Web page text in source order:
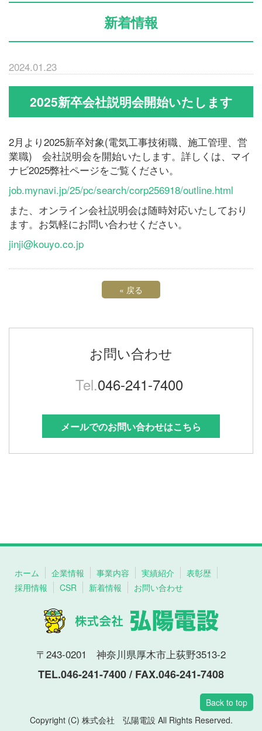
新着情報
2024.01.23
2025新卒会社説明会開始いたします
2月より2025新卒対象(電気工事技術職、施工管理、営
業職) 会社説明会を開始いたします。詳しくは、マイ
ナビ2025弊社ページをご覧ください。
job.mynavi.jp/25/pc/search/corp256918/outline.html
また、オンライン会社説明会は随時対応いたしており
ます。お気軽にお問い合わせください。
jinji@kouyo.co.jp
« 戻る
お問い合わせ
Tel.046-241-7400
メールでのお問い合わせはこちら
ホーム 企業情報 事業内容 実績紹介
表彰歴
採用情報
CSR 新着情報 お問い合わせ
〒243-0201 神奈川県厚木市上荻野3513-2
TEL.046-241-7400 / FAX.046-241-7408
Back to top
Copyright (C) 株式会社 弘陽電設 All Rights Reserved.